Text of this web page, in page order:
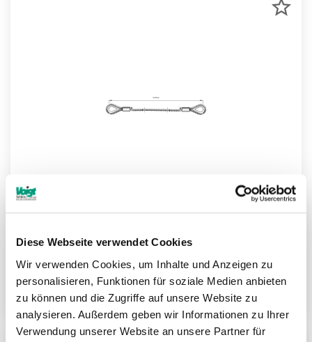
Diese Webseite verwendet Cookies
Wir verwenden Cookies, um Inhalte und Anzeigen zu
personalisieren, Funktionen für soziale Medien anbieten
zu können und die Zugriffe auf unsere Website zu
analysieren. Außerdem geben wir Informationen zu Ihrer
Verwendung unserer Website an unsere Partner für
Weitere Informationen